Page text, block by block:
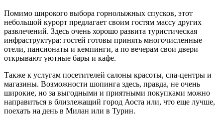
Помимо широкого выбора горнолыжных спусков, этот
небольшой курорт предлагает своим гостям массу других
развлечений. Здесь очень хорошо развита туристическая
инфраструктура: гостей готовы принять многочисленные
отели, пансионаты и кемпинги, а по вечерам свои двери
открывают уютные бары и кафе.
Также к услугам посетителей салоны красоты, спа-центры и
магазины. Возможности шопинга здесь, правда, не очень
широкие, но за выгодными и приятными покупками можно
направиться в близлежащий город Аоста или, что еще лучше,
поехать на день в Милан или в Турин.